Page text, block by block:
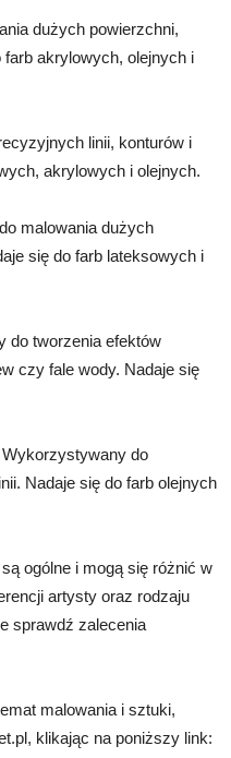
dużych powierzchni,
farb akrylowych, olejnych i
linii, konturów i
akrylowych i olejnych.
malowania dużych
się do farb lateksowych i
do tworzenia efektów
czy fale wody. Nadaje się
Wykorzystywany do
Nadaje się do farb olejnych
ogólne i mogą się różnić w
artysty oraz rodzaju
sprawdź zalecenia
malowania i sztuki,
klikając na poniższy link: